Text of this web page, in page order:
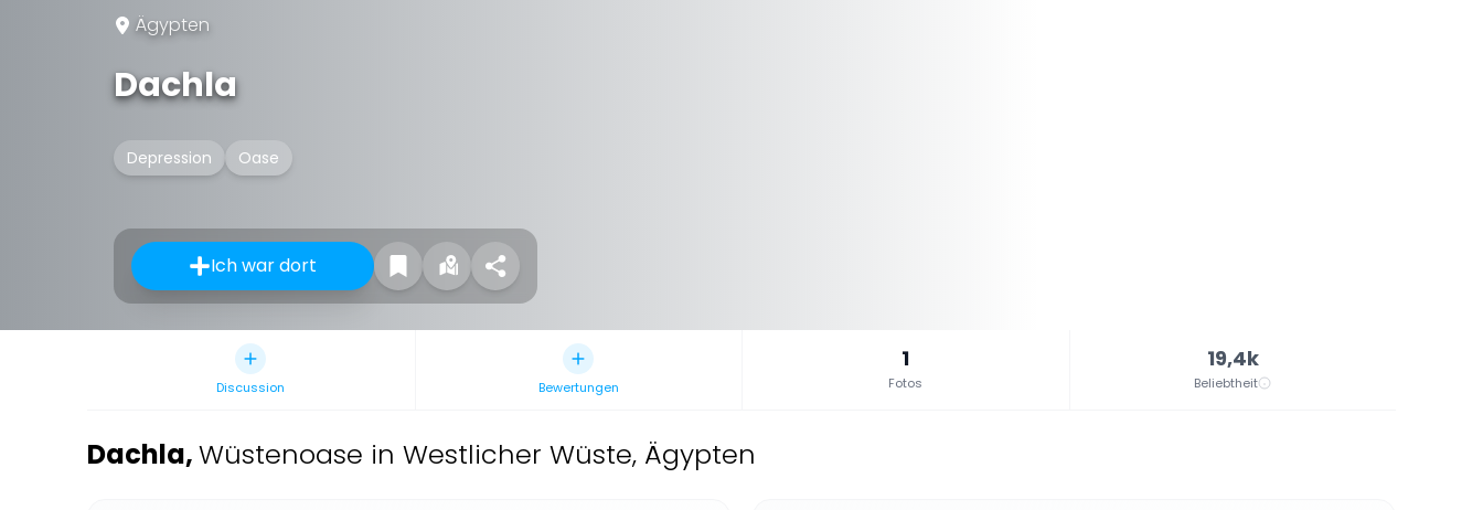
Ägypten
Dachla
Depression Oase
Ich war dort
Discussion Bewertungen
1
Fotos
19,4k
Beliebtheit
Dachla,Wüstenoase in Westlicher Wüste, Ägypten